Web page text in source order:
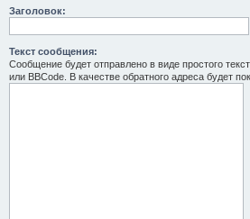
Заголовок:
Текст сообщения:
Сообщение будет отправлено в виде простого
или BBCode. В качестве обратного адреса будет